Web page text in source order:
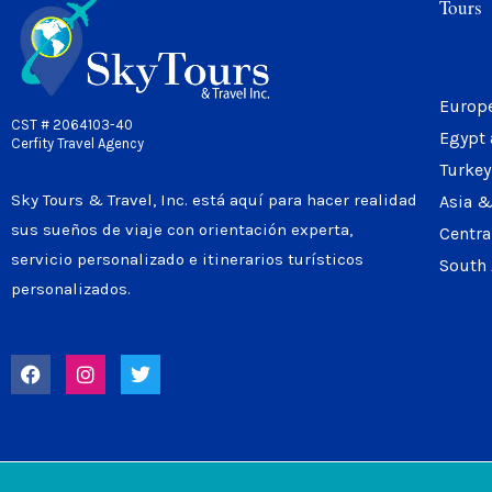
CST # 2064103-40
Cerfity Travel Agency
Sky Tours & Travel, Inc. está aquí para hacer realidad
sus sueños de viaje con orientación experta,
servicio personalizado e itinerarios turísticos
personalizados.
F
a
c
I
n
s
T
w
i
Tours
Egypt
Asia
South